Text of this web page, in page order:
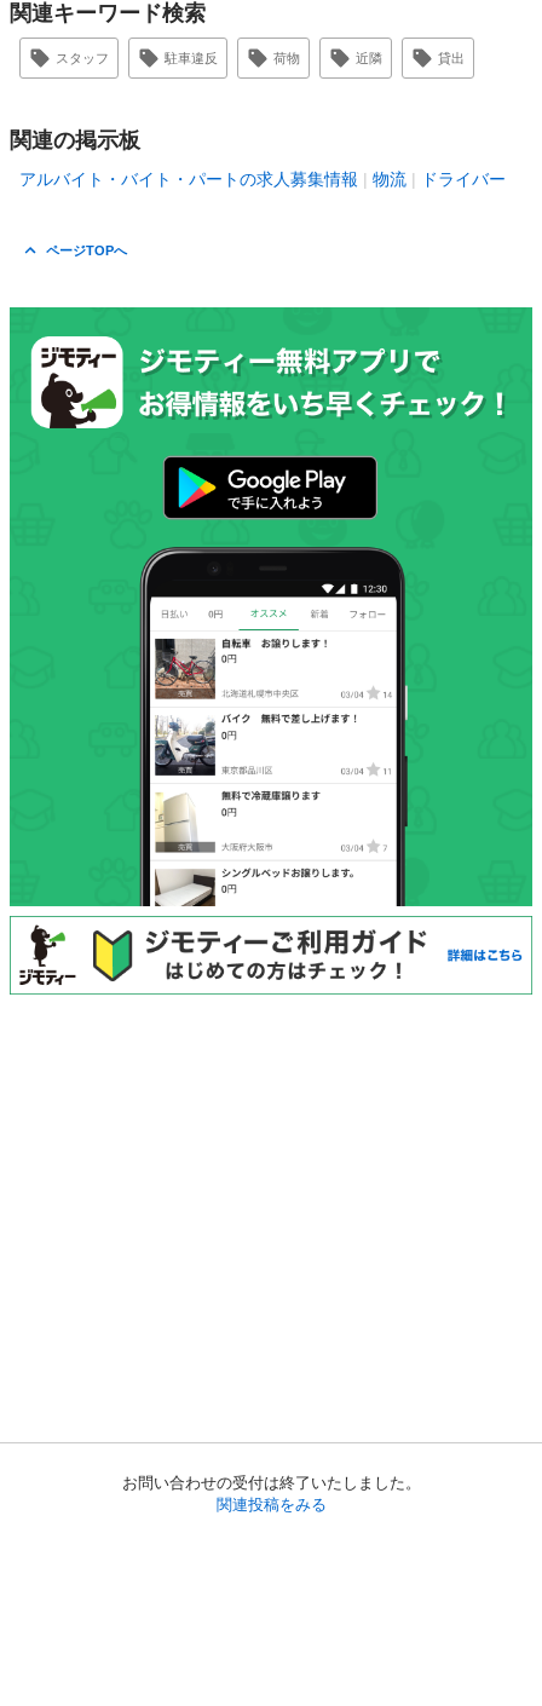
お問い合わせの受付は終了いたしました。
関連投稿をみる
関連キーワード検索
スタッフ 駐車違反 荷物 近隣 貸出
関連の掲示板
アルバイト・バイト・パートの求人募集情報 物流 ドライバー
ページTOPへ